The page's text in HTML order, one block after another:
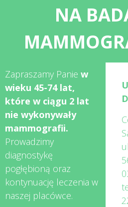
NA
Zapraszamy Panie w
wieku 45-74 lat,
które w ciągu 2 lat
nie wykonywały
mammografii.
Prowadzimy
diagnostykę
pogłębioną oraz
kontynuację leczenia w
naszej placówce.